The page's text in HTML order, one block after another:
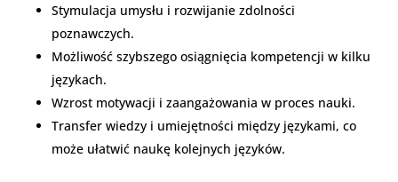
Stymulacja umysłu i rozwijanie zdolności
poznawczych.
Możliwość szybszego osiągnięcia kompetencji w kilku
językach.
Wzrost motywacji i zaangażowania w proces nauki.
Transfer wiedzy i umiejętności między językami, co
może ułatwić naukę kolejnych języków.